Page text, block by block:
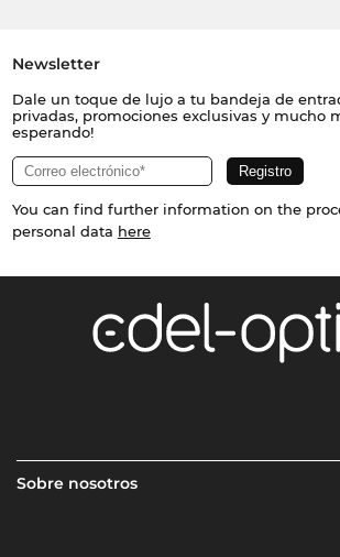
Newsletter
Dale un toque de lujo a tu bandeja de
privadas, promociones exclusivas y mucho
esperando!
You can find further information on the
personal data here
Sobre nosotros